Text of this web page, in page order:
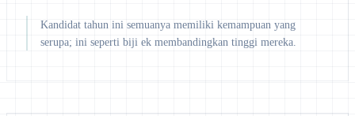
Kandidat tahun ini semuanya memiliki kemampuan yang
serupa; ini seperti biji ek membandingkan tinggi mereka.